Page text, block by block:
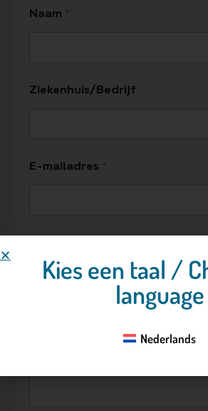
Naam *
Ziekenhuis/Bedrijf
E-mailadres *
Kies een taal /
language
Nederlands